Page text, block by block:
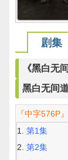
剧集
《黑白无
黑白无间
『中字576P』
第1集
第2集